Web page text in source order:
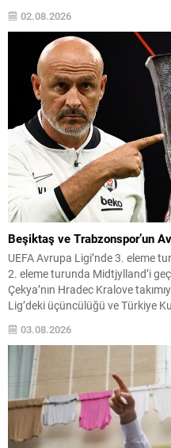
Kuvvetleri Komutanı Orgeneral
ilettiği uyarıda, mevcut muhrip...
02.08.2026
Beşiktaş ve Trabzonspor’un
UEFA Avrupa Ligi’nde 3. eleme
2. eleme turunda Midtjylland’i
Çekya’nın Hradec Kralove
Lig’deki üçüncülüğü ve Türkiye
Eşleşmeleri ve Tarihler Beşiktaş, 3.
03.08.2026